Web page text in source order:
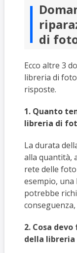
di
Ecco altre 3
libreria di
risposte.
1. Quanto
libreria di
La durata
alla quantità,
rete delle
esempio, una
potrebbe
2. Cosa
della